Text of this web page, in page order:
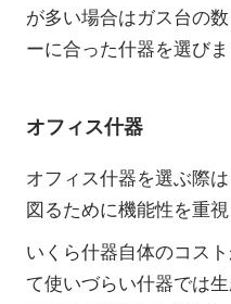
が多い場合はガス台の
ーに合った什器を選びま
オフィス什器
オフィス什器を選ぶ際
図るために機能性を重視
いくら什器自体のコス
て使いづらい什器では